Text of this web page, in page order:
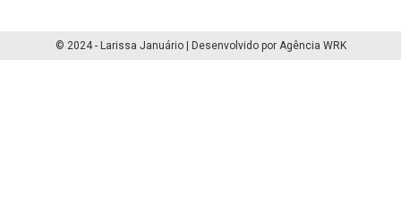
© 2024 - Larissa Januário | Desenvolvido por Agência WRK